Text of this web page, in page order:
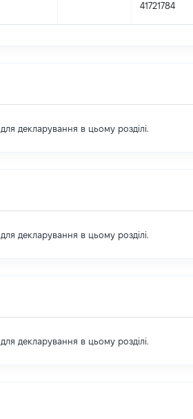
41721784
декларування в цьому розділі.
декларування в цьому розділі.
декларування в цьому розділі.